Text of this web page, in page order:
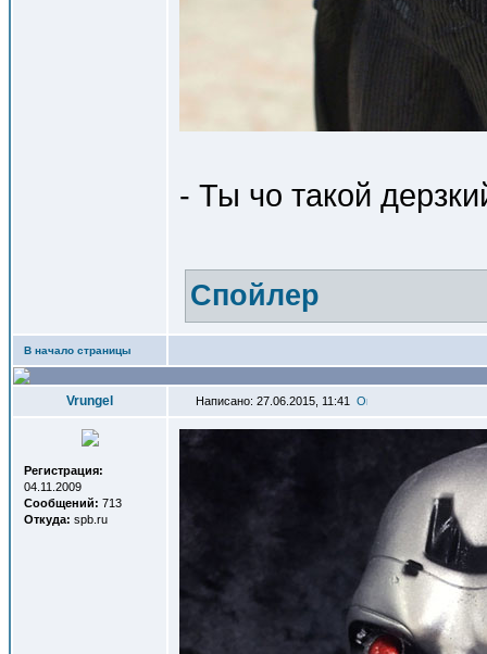
- Ты чо такой
Спойлер
В начало страницы
Vrungel Написано: 27.06.2015, 11:41
Регистрация:
04.11.2009
Сообщений: 713
Откуда: spb.ru